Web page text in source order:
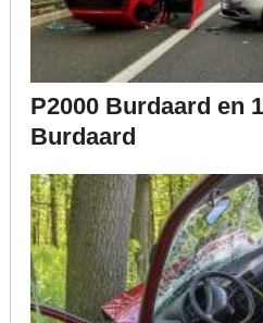
P2000 Burdaard en
Burdaard